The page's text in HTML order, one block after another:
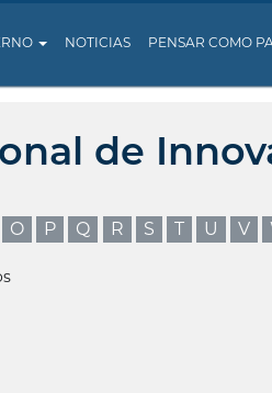
NOTICIAS PENSAR COMO
de
O P Q R S T U V